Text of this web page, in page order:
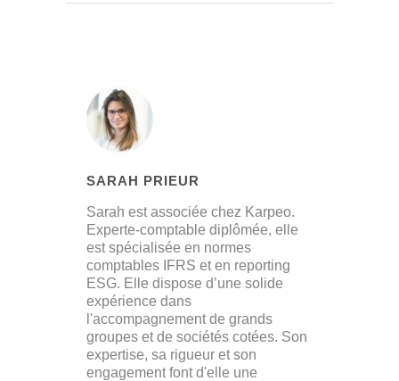
SARAH PRIEUR
Sarah est associée chez Karpeo.
Experte-comptable diplômée, elle
est spécialisée en normes
comptables IFRS et en reporting
ESG. Elle dispose d’une solide
expérience dans
l'accompagnement de grands
groupes et de sociétés cotées. Son
expertise, sa rigueur et son
engagement font d'elle une